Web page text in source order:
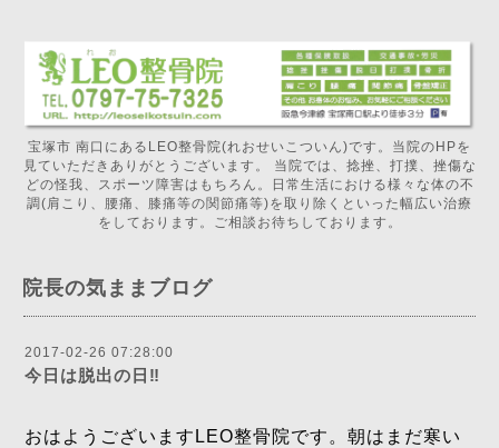
宝塚市 南口にあるLEO整骨院(れおせいこついん)です。当院のHPを
見ていただきありがとうございます。 当院では、捻挫、打撲、挫傷な
どの怪我、スポーツ障害はもちろん。日常生活における様々な体の不
調(肩こり、腰痛、膝痛等の関節痛等)を取り除くといった幅広い治療
をしております。ご相談お待ちしております。
院長の気ままブログ
2017-02-26 07:28:00
今日は脱出の日‼️
おはようございますLEO整骨院です。朝はまだ寒い